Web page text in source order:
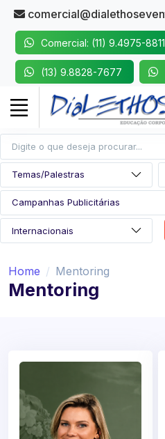
Comercial: (11) 9.4975-8811
(13) 9.8828-7677
Home Mentoring
Mentoring